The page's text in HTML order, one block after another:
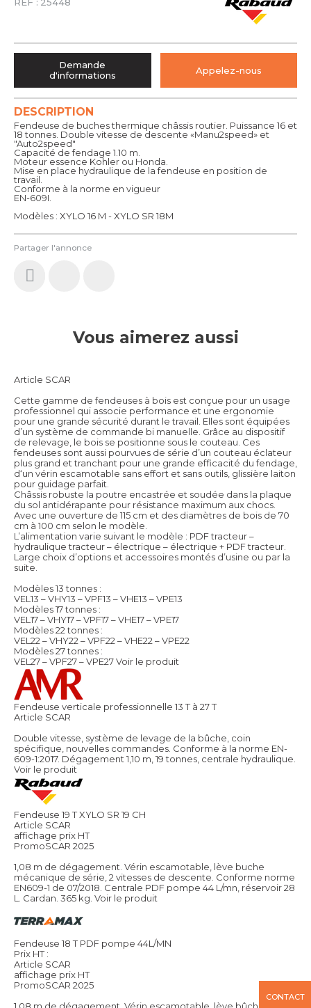
RÉF : 25448
Partager l'annonce
DESCRIPTION
Fendeuse de buches thermique châssis routier. Puissance 16 et
18 tonnes. Double vitesse de descente «Manu2speed» et
"Auto2speed"
Capacité de fendage 1.10 m.
Moteur essence Kohler ou Honda.
Mise en place hydraulique de la fendeuse en position de
travail.
Conforme à la norme en vigueur
EN-609I.
Modèles : XYLO 16 M - XYLO SR 18M
Demande
d'informations
Appelez-nous
Vous aimerez aussi
Article SCAR
Cette gamme de fendeuses à bois est conçue pour un usage
professionnel qui associe performance et une ergonomie
pour une grande sécurité durant le travail. Elles sont équipées
d’un système de commande bi manuelle. Grâce au dispositif
de relevage, le bois se positionne sous le couteau. Ces
fendeuses sont aussi pourvues de série d’un couteau éclateur
plus grand et tranchant pour une grande efficacité du fendage,
d‘un vérin escamotable sans effort et sans outils, glissière laiton
pour guidage parfait.
Châssis robuste la poutre encastrée et soudée dans la plaque
du sol antidérapante pour résistance maximum aux chocs.
Avec une ouverture de 115 cm et des diamètres de bois de 70
cm à 100 cm selon le modèle.
L’alimentation varie suivant le modèle : PDF tracteur –
hydraulique tracteur – électrique – électrique + PDF tracteur.
Large choix d’options et accessoires montés d’usine ou par la
suite.
Modèles 13 tonnes :
VEL13 – VHY13 – VPF13 – VHE13 – VPE13
Modèles 17 tonnes :
VEL17 – VHY17 – VPF17 – VHE17 – VPE17
Modèles 22 tonnes :
VEL22 – VHY22 – VPF22 – VHE22 – VPE22
Modèles 27 tonnes :
VEL27 – VPF27 – VPE27Voir le produit
Fendeuse verticale professionnelle 13 T à 27 T
Article SCAR
Double vitesse, système de levage de la bûche, coin
spécifique, nouvelles commandes. Conforme à la norme EN-
609-1:2017. Dégagement 1,10 m, 19 tonnes, centrale hydraulique.
Voir le produit
Fendeuse 19 T XYLO SR 19 CH
Article SCAR
affichage prix HT
PromoSCAR 2025
1,08 m de dégagement. Vérin escamotable, lève buche
mécanique de série, 2 vitesses de descente. Conforme norme
EN609-1 de 07/2018. Centrale PDF pompe 44 L/mn, réservoir 28
L. Cardan. 365 kg. Voir le produit
Fendeuse 18 T PDF pompe 44L/MN
Prix HT :
Article SCAR
affichage prix HT
PromoSCAR 2025
1,08 m de dégagement. Vérin escamotable, lève bûche
CONTACT